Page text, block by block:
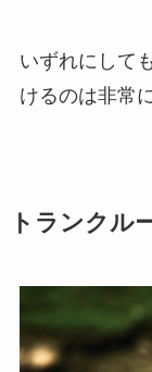
いずれにして
けるのは非常
トランクル